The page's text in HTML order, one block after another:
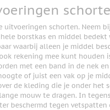
uitvoeringen schorten. Neem
borstkas en middel bedekt
waarbij alleen je middel
rekening mee kunt houden
met een band in de nek
of juist een vak op je
de kleding die je onder het
mouw te dragen. In
beschermd tegen vetspatten